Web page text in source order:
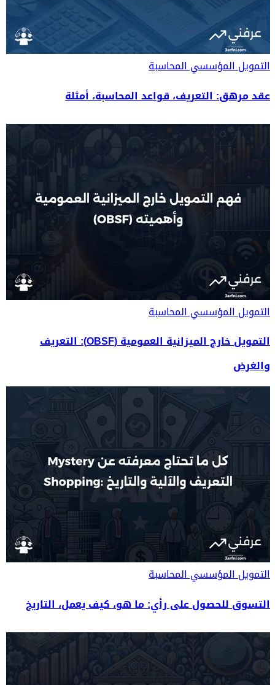
التمويل المؤسسيالمحاسبة
عقد مرهق: التعريف، قواعد المحاسبة، أمثلة
التمويل المؤسسيالمحاسبة
التمويل خارج الميزانية العمومية (OBSF): التعريف
والغرض
التمويل المؤسسيالمحاسبة
التسوق للحصول على رأي: ما هو، كيف يعمل، التاريخ